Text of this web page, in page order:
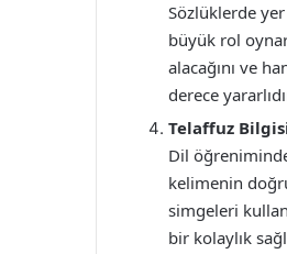
Sözlüklerde
büyük rol
alacağını ve
derece
Telaffuz
Dil
kelimenin
simgeleri
bir kolaylık